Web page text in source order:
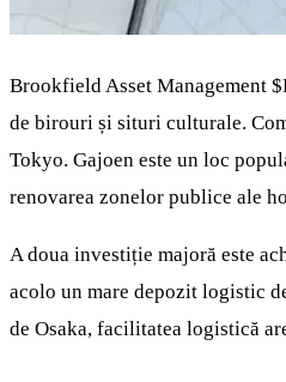
Brookfield Asset Management
de birouri și situri culturale.
Tokyo. Gajoen este un loc
renovarea zonelor publice ale
A doua investiție majoră este
acolo un mare depozit logistic
de Osaka, facilitatea logistică